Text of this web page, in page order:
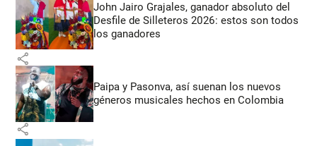
John Jairo Grajales, ganador absoluto del
Desfile de Silleteros 2026: estos son todos
los ganadores
share
Paipa y Pasonva, así suenan los nuevos
géneros musicales hechos en Colombia
share